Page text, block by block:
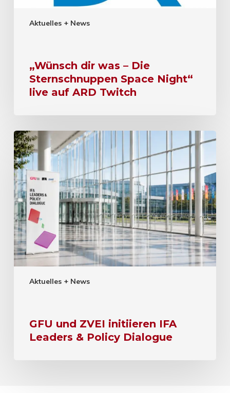
Aktuelles + News
„Wünsch dir was – Die
Sternschnuppen Space Night“
live auf ARD Twitch
Aktuelles + News
GFU und ZVEI initiieren IFA
Leaders & Policy Dialogue